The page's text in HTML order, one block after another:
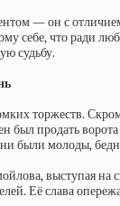
— он с
себе, что ради
судьбу.
торжеств.
продать ворота
были молоды,
выступая на
Её слава